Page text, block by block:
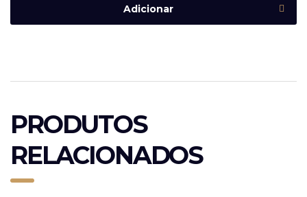
Adicionar
PRODUTOS
RELACIONADOS